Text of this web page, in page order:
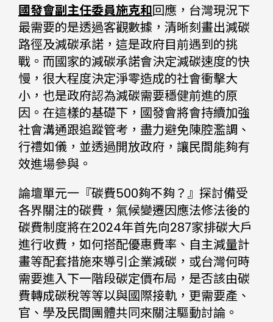
國發會副主任委員施克和回應，台灣現況下
最需要的是透過客觀數據，清晰刻畫出減碳
路徑及減碳承諾，這是政府目前遇到的挑
戰。而國家的減碳承諾會決定減碳速度的快
慢，很大程度決定淨零造成的社會衝擊大
小，也是政府認為減碳需要穩健前進的原
因。在這樣的基礎下，國發會將會持續加強
社會溝通跟追蹤管考，盡力避免陳腔濫調、
行禮如儀，並透過開放政府，讓民間能夠有
效進場參與。
論壇單元一『碳費500夠不夠？』探討備受
各界關注的碳費，氣候變遷因應法修法後的
碳費制度將在2024年首先向287家排碳大戶
進行收費，如何搭配優惠費率、自主減量計
畫等配套措施來導引企業減碳，或台灣何時
需要進入下一階段碳定價布局，是否該由碳
費轉成碳稅等等以與國際接軌，更需要產、
官、學及民間團體共同來關注驅動討論。